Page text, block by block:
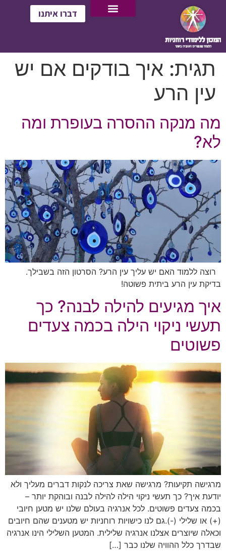
דברו איתנו
תגית: איך בודקים אם יש
עין הרע
מה מנקה ההסרה בעופרת ומה
לא?
רוצה ללמוד האם יש עליך עין הרע? הסרטון הזה בשבילך.
בדיקת עין הרע ביתית פשוטה!
איך מגיעים להילה לבנה? כך
תעשי ניקוי הילה בכמה צעדים
פשוטים
מרגישה תקיעות? מרגישה שאת צריכה לנקות דברים מעליך ולא
יודעת איך? כך תעשי ניקוי הילה להילה לבנה ובוהקת יותר –
בכמה צעדים פשוטים. לכל אנרגיה בעולם שלנו יש מטען חיובי
(+) או שלילי (-).גם לנו כישויות רוחניות יש מטענים שהם חיובים
וכאלה שיוצרים אצלנו אנרגיה שלילית. המטען השלילי הינו אנרגיה
שבדרך כלל ההוויה שלנו כבר […]